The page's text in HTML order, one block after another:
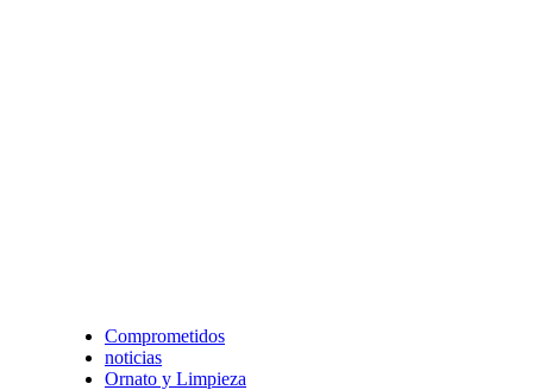
Comprometidos
noticias
Ornato y Limpieza